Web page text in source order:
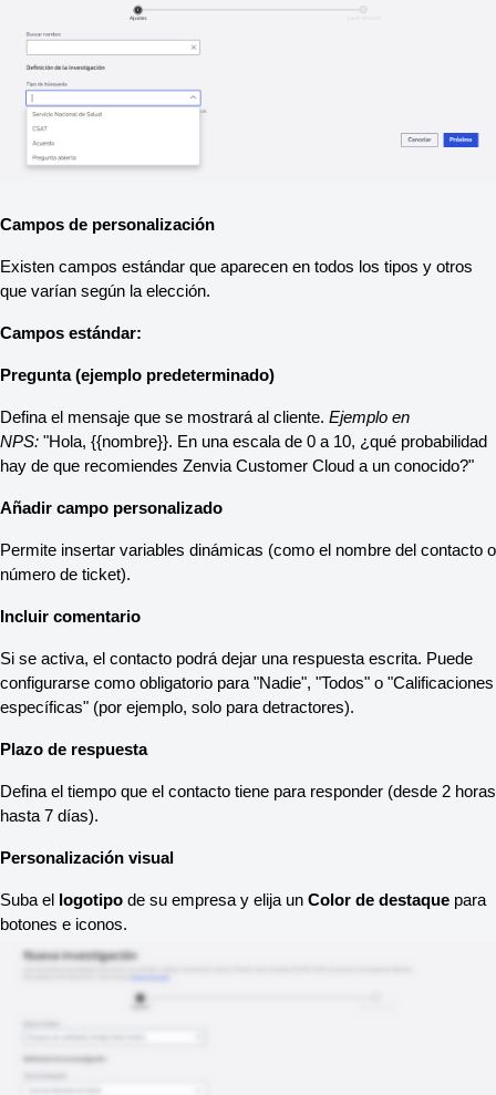
Campos de personalización
Existen campos estándar que aparecen en todos los tipos y otros
que varían según la elección.
Campos estándar:
Pregunta (ejemplo predeterminado)
Defina el mensaje que se mostrará al cliente. Ejemplo en
NPS: "Hola, {{nombre}}. En una escala de 0 a 10, ¿qué probabilidad
hay de que recomiendes Zenvia Customer Cloud a un conocido?"
Añadir campo personalizado
Permite insertar variables dinámicas (como el nombre del contacto o
número de ticket).
Incluir comentario
Si se activa, el contacto podrá dejar una respuesta escrita. Puede
configurarse como obligatorio para "Nadie", "Todos" o "Calificaciones
específicas" (por ejemplo, solo para detractores).
Plazo de respuesta
Defina el tiempo que el contacto tiene para responder (desde 2 horas
hasta 7 días).
Personalización visual
Suba el logotipo de su empresa y elija un Color de destaque para
botones e iconos.